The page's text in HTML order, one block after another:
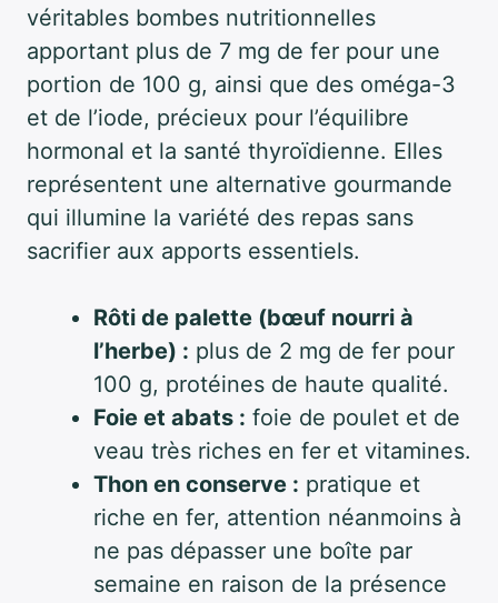
véritables bombes nutritionnelles
apportant plus de 7 mg de fer pour une
portion de 100 g, ainsi que des oméga-3
et de l’iode, précieux pour l’équilibre
hormonal et la santé thyroïdienne. Elles
représentent une alternative gourmande
qui illumine la variété des repas sans
sacrifier aux apports essentiels.
Rôti de palette (bœuf nourri à
l’herbe) : plus de 2 mg de fer pour
100 g, protéines de haute qualité.
Foie et abats : foie de poulet et de
veau très riches en fer et vitamines.
Thon en conserve : pratique et
riche en fer, attention néanmoins à
ne pas dépasser une boîte par
semaine en raison de la présence